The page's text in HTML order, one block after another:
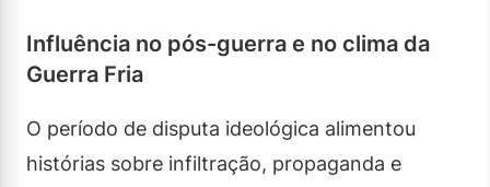
Influência no pós-guerra e no clima da
Guerra Fria
O período de disputa ideológica alimentou
histórias sobre infiltração, propaganda e